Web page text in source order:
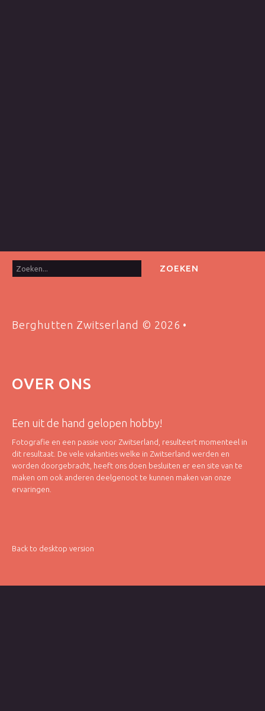
ZOEKEN
Berghutten Zwitserland © 2026
OVER ONS
Een uit de hand gelopen hobby!
Fotografie en een passie voor Zwitserland, resulteert momenteel in
dit resultaat. De vele vakanties welke in Zwitserland werden en
worden doorgebracht, heeft ons doen besluiten er een site van te
maken om ook anderen deelgenoot te kunnen maken van onze
ervaringen.
Back to desktop version